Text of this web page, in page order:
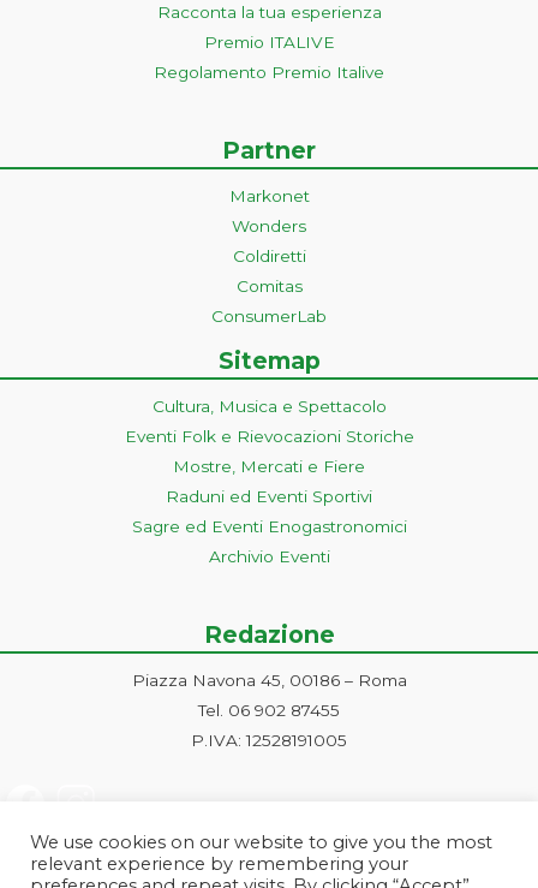
Racconta la tua esperienza
Premio ITALIVE
Regolamento Premio Italive
Partner
Markonet
Wonders
Coldiretti
Comitas
ConsumerLab
Sitemap
Cultura, Musica e Spettacolo
Eventi Folk e Rievocazioni Storiche
Mostre, Mercati e Fiere
Raduni ed Eventi Sportivi
Sagre ed Eventi Enogastronomici
Archivio Eventi
Redazione
Piazza Navona 45, 00186 – Roma
Tel. 06 902 87455
P.IVA: 12528191005
We use cookies on our website to give you the most
relevant experience by remembering your